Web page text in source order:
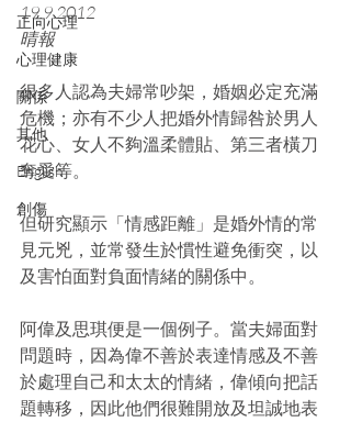
正向心理
心理健康
關係
其他
English
創傷
19.9.2012
晴報
很多人認為夫婦常吵架，婚姻必定充滿
危機；亦有不少人把婚外情歸咎於男人
花心、女人不夠溫柔體貼、第三者橫刀
奪愛等。
但研究顯示「情感距離」是婚外情的常
見元兇，並常發生於慣性避免衝突，以
及害怕面對負面情緒的關係中。
阿偉及思琪便是一個例子。當夫婦面對
問題時，因為偉不善於表達情感及不善
於處理自己和太太的情緒，偉傾向把話
題轉移，因此他們很難開放及坦誠地表